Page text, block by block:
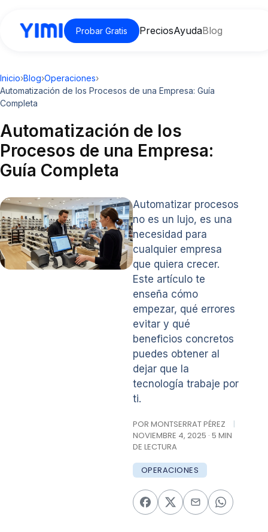
Probar Gratis PreciosAyudaBlog
Inicio›Blog›Operaciones›
Automatización de los Procesos de una Empresa: Guía
Completa
Automatización de los
Procesos de una Empresa:
Guía Completa
Automatizar procesos
no es un lujo, es una
necesidad para
cualquier empresa
que quiera crecer.
Este artículo te
enseña cómo
empezar, qué errores
evitar y qué
beneficios concretos
puedes obtener al
dejar que la
tecnología trabaje por
ti.
POR MONTSERRAT PÉREZ
|
NOVIEMBRE 4, 2025 · 5 MIN
DE LECTURA
OPERACIONES